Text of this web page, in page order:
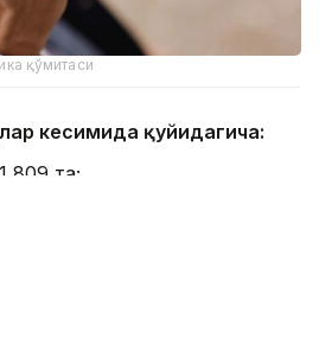
қўмитаси
кесимида қуйидагича:
809 та;